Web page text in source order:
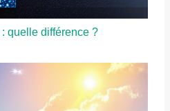
quelle différence ?